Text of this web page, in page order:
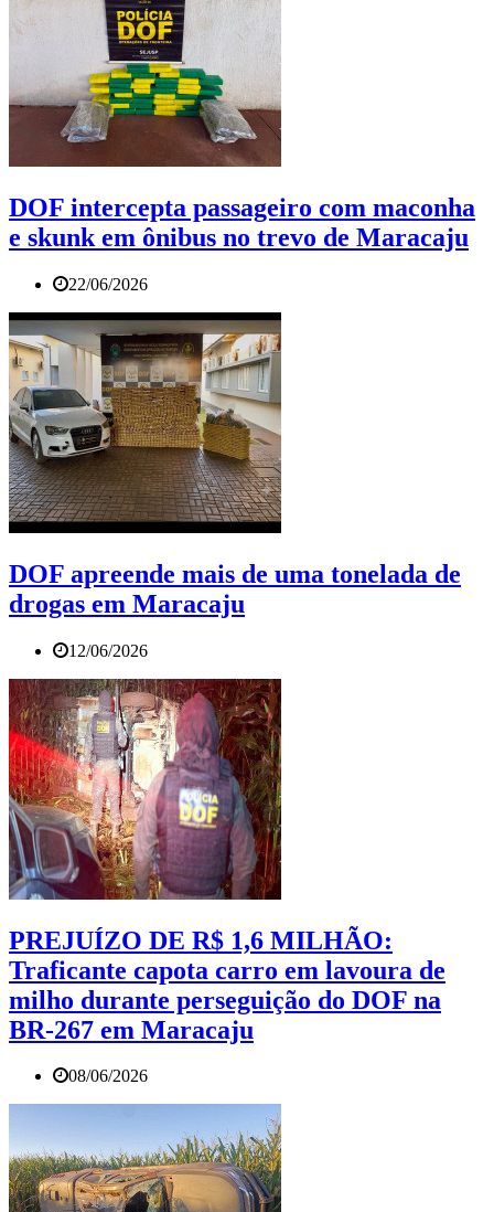
DOF intercepta passageiro com maconha
e skunk em ônibus no trevo de Maracaju
22/06/2026
DOF apreende mais de uma tonelada de
drogas em Maracaju
12/06/2026
PREJUÍZO DE R$ 1,6 MILHÃO:
Traficante capota carro em lavoura de
milho durante perseguição do DOF na
BR-267 em Maracaju
08/06/2026